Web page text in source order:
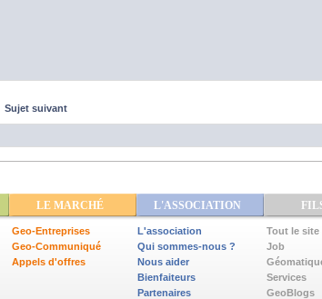
Sujet suivant
LE MARCHÉ L'ASSOCIATION
Geo-Entreprises
Geo-Communiqué
Appels d'offres
L'association
Qui sommes-nous ?
Nous aider
Bienfaiteurs
Partenaires
Tout le site
Job
Services
GeoBlogs